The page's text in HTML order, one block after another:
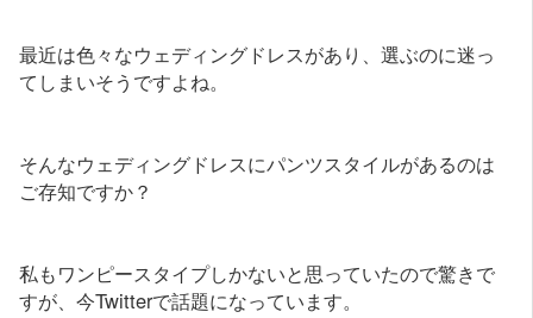
最近は色々なウェディングドレスがあり、選ぶのに迷っ
てしまいそうですよね。
そんなウェディングドレスにパンツスタイルがあるのは
ご存知ですか？
私もワンピースタイプしかないと思っていたので驚きで
すが、今Twitterで話題になっています。